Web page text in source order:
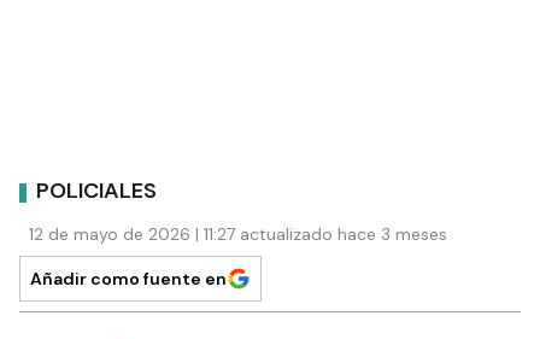
POLICIALES
12 de mayo de 2026 | 11:27 actualizado hace 3 meses
Añadir como fuente en